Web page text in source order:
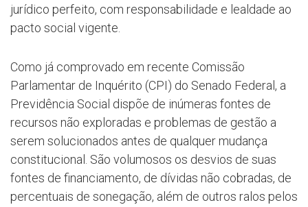
jurídico perfeito, com responsabilidade e lealdade ao
pacto social vigente.
Como já comprovado em recente Comissão
Parlamentar de Inquérito (CPI) do Senado Federal, a
Previdência Social dispõe de inúmeras fontes de
recursos não exploradas e problemas de gestão a
serem solucionados antes de qualquer mudança
constitucional. São volumosos os desvios de suas
fontes de financiamento, de dívidas não cobradas, de
percentuais de sonegação, além de outros ralos pelos